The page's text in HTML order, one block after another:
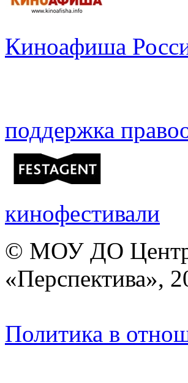
Киноафиша
поддержка
кинофестивали
© МОУ ДО Центр
«Перспектива»,
Политика в